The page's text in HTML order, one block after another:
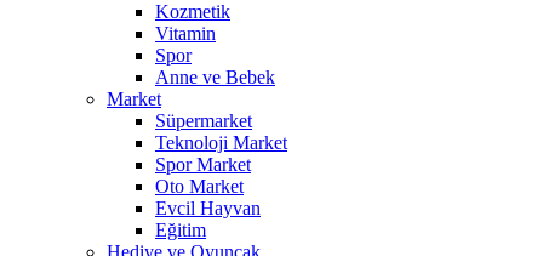
Kozmetik
Vitamin
Spor
Anne ve Bebek
Market
Süpermarket
Teknoloji Market
Spor Market
Oto Market
Evcil Hayvan
Eğitim
Hediye ve Oyuncak